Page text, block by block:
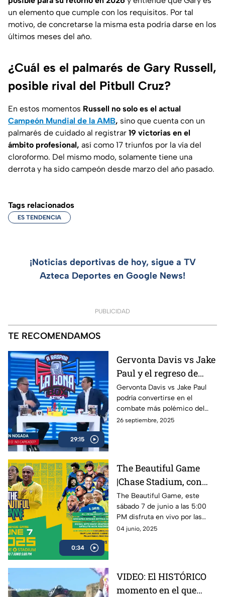
un elemento que cumple con los requisitos. Por tal
motivo, de concretarse la misma esta podría darse en los
últimos meses del año.
¿Cuál es el palmarés de Gary Russell,
posible rival del Pitbull Cruz?
En estos momentos Russell no solo es el actual
Campeón Mundial de la AMB, sino que cuenta con un
palmarés de cuidado al registrar 19 victorias en el
ámbito profesional, así como 17 triunfos por la vía del
cloroformo. Del mismo modo, solamente tiene una
derrota y ha sido campeón desde marzo del año pasado.
Tags relacionados
ES TENDENCIA
¡Noticias deportivas de hoy, sigue a TV
Azteca Deportes en Google News!
PUBLICIDAD
TE RECOMENDAMOS
29:15
Gervonta Davis vs Jake
Paul y el regreso de
Ryan García | A Raspar
La Lona
Gervonta Davis vs Jake Paul
podría convertirse en el
combate más polémico del
año, mientras Ryan García
26 septiembre, 2025
0:34
The Beautiful Game
|Chase Stadium, con
Ronaldinho y Roberto
Carlos | 7 de junio a las
5:00 PM
The Beautiful Game, este
sábado 7 de junio a las 5:00
PM disfruta en vivo por las
plataformas de Azteca
04 junio, 2025
VIDEO: El HISTÓRICO
momento en el que